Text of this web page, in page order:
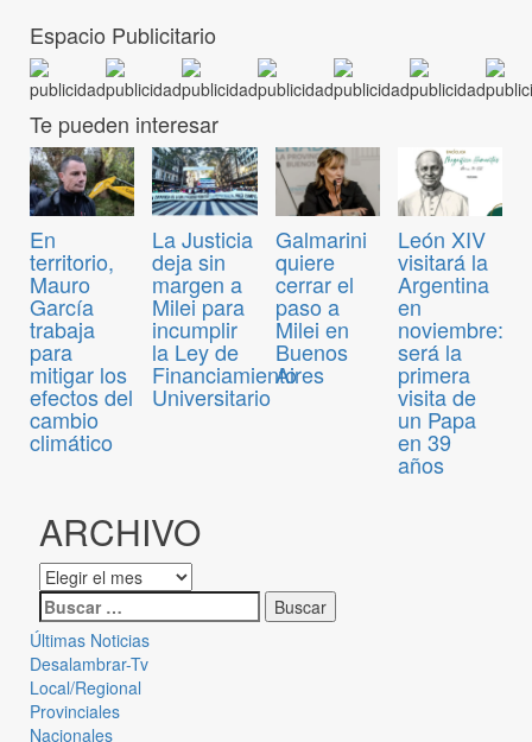
Espacio Publicitario
Te pueden interesar
En
territorio,
Mauro
García
trabaja
para
mitigar los
efectos del
cambio
climático
La Justicia
deja sin
margen a
Milei para
incumplir
la Ley de
Financiamiento
Universitario
Galmarini
quiere
cerrar el
paso a
Milei en
Buenos
Aires
León XIV
visitará la
Argentina
en
noviembre:
será la
primera
visita de
un Papa
en 39
años
ARCHIVO
Últimas Noticias
Desalambrar-Tv
Local/Regional
Provinciales
Nacionales